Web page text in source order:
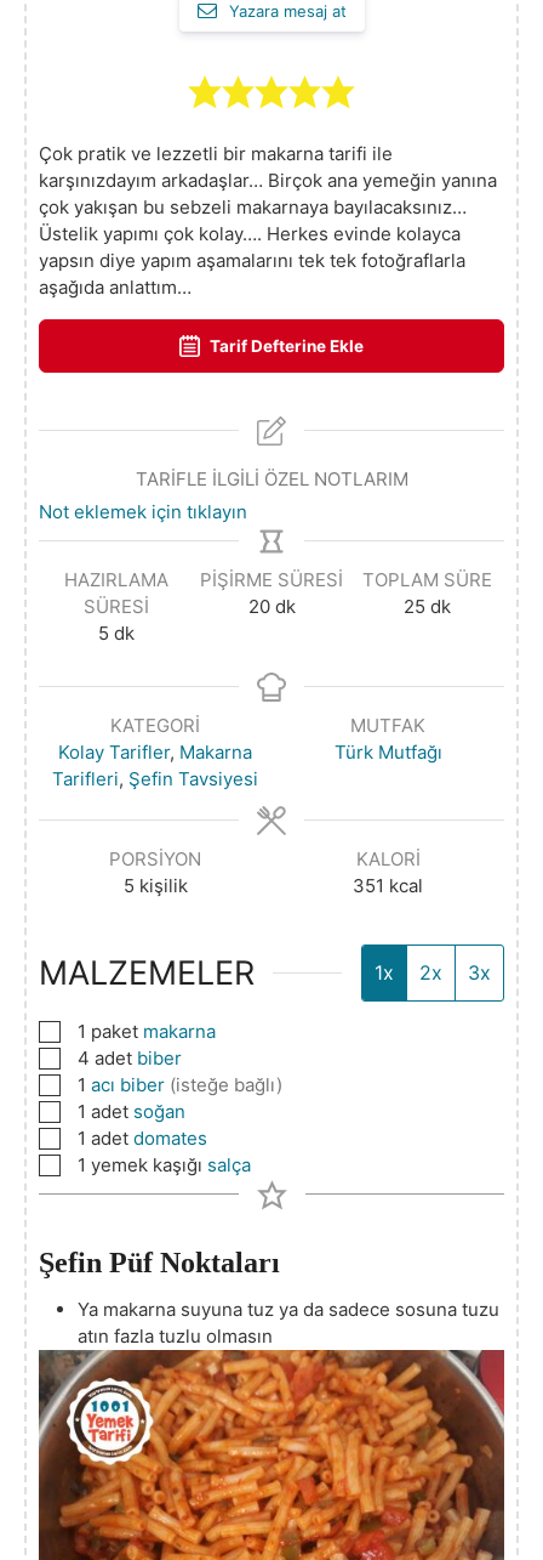
Yazara mesaj at
Çok pratik ve lezzetli bir makarna tarifi ile
karşınızdayım arkadaşlar… Birçok ana yemeğin yanına
çok yakışan bu sebzeli makarnaya bayılacaksınız…
Üstelik yapımı çok kolay…. Herkes evinde kolayca
yapsın diye yapım aşamalarını tek tek fotoğraflarla
aşağıda anlattım…
Tarif Defterine Ekle
TARİFLE İLGİLİ ÖZEL NOTLARIM
Not eklemek için tıklayın
HAZIRLAMA
SÜRESI
5 dk
PIŞIRME SÜRESI
20 dk
TOPLAM SÜRE
25 dk
KATEGORI
Kolay Tarifler, Makarna
Tarifleri, Şefin Tavsiyesi
MUTFAK
Türk Mutfağı
PORSIYON
5 kişilik
KALORI
351 kcal
MALZEMELER 1x 2x 3x
▢1 paket makarna
▢
4 adet biber
▢1 acı biber (isteğe bağlı)
▢1 adet soğan
▢1 adet domates
▢1 yemek kaşığı salça
Şefin Püf Noktaları
Ya makarna suyuna tuz ya da sadece sosuna tuzu
atın fazla tuzlu olmasın